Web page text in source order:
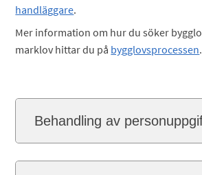
handläggare.
Mer information om hur du söker
marklov hittar du på bygglovsprocessen.
Behandling av